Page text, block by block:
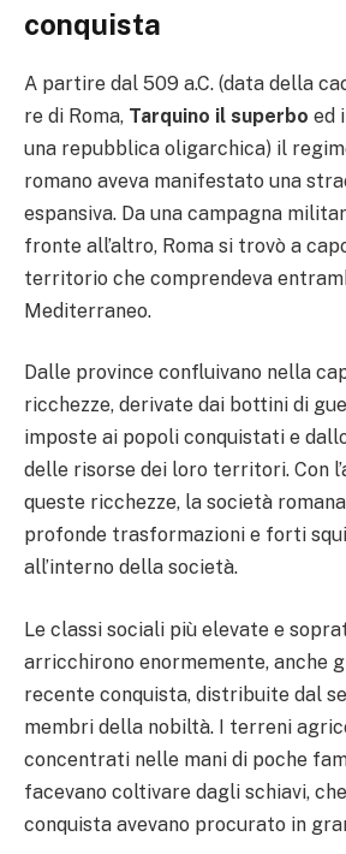
conquista
A partire dal 509 a.C. (data della
re di Roma, Tarquino il superbo ed
una repubblica oligarchica) il
romano aveva manifestato una
espansiva. Da una campagna
fronte all’altro, Roma si trovò a
territorio che comprendeva
Mediterraneo.
Dalle province confluivano nella
ricchezze, derivate dai bottini di
imposte ai popoli conquistati e
delle risorse dei loro territori. Con
queste ricchezze, la società
profonde trasformazioni e forti
all’interno della società.
Le classi sociali più elevate e
arricchirono enormemente, anche
recente conquista, distribuite dal
membri della nobiltà. I terreni
concentrati nelle mani di poche
facevano coltivare dagli schiavi,
conquista avevano procurato in